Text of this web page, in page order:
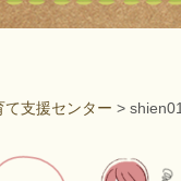
て支援センター >shien01